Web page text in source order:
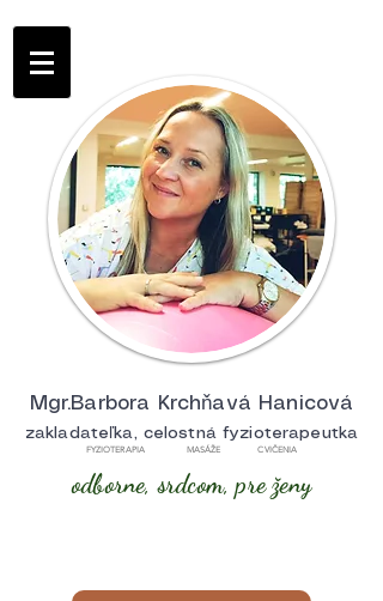
Mgr.Barbora Krchňavá Hanicová
zakladateľka, celostná fyzioterapeutka
FYZIOTERAPIA MASÁŽE CVIČENIA
odborne, srdcom, pre ženy